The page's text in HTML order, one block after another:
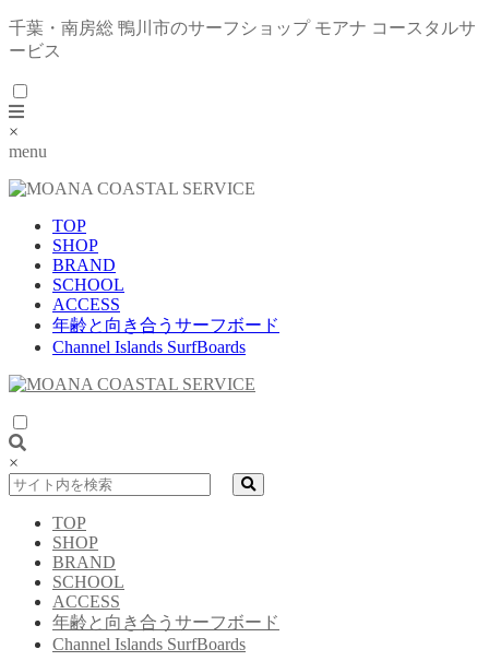
千葉・南房総 鴨川市のサーフショップ モアナ コースタルサ
ービス
×
menu
TOP
SHOP
BRAND
SCHOOL
ACCESS
年齢と向き合うサーフボード
Channel Islands SurfBoards
×
TOP
SHOP
BRAND
SCHOOL
ACCESS
年齢と向き合うサーフボード
Channel Islands SurfBoards